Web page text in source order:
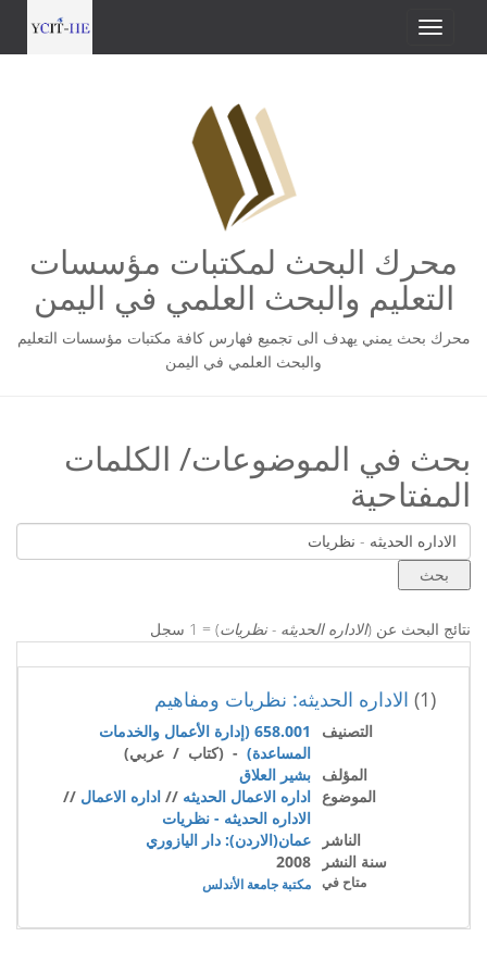
محرك البحث لمكتبات مؤسسات
التعليم والبحث العلمي في اليمن
محرك بحث يمني يهدف الى تجميع فهارس كافة مكتبات مؤسسات التعليم
والبحث العلمي في اليمن
بحث في الموضوعات/ الكلمات
المفتاحية
نتائج البحث عن (الاداره الحديثه - نظريات) = 1 سجل
(1) الاداره الحديثه: نظريات ومفاهيم
التصنيف
658.001 (إدارة الأعمال والخدمات
المساعدة) - (كتاب / عربي)
المؤلف بشير العلاق
الموضوع اداره الاعمال الحديثه // اداره الاعمال //
الاداره الحديثه - نظريات
الناشر
عمان(الاردن): دار اليازوري
سنة النشر
2008
متاح في مكتبة جامعة الأندلس